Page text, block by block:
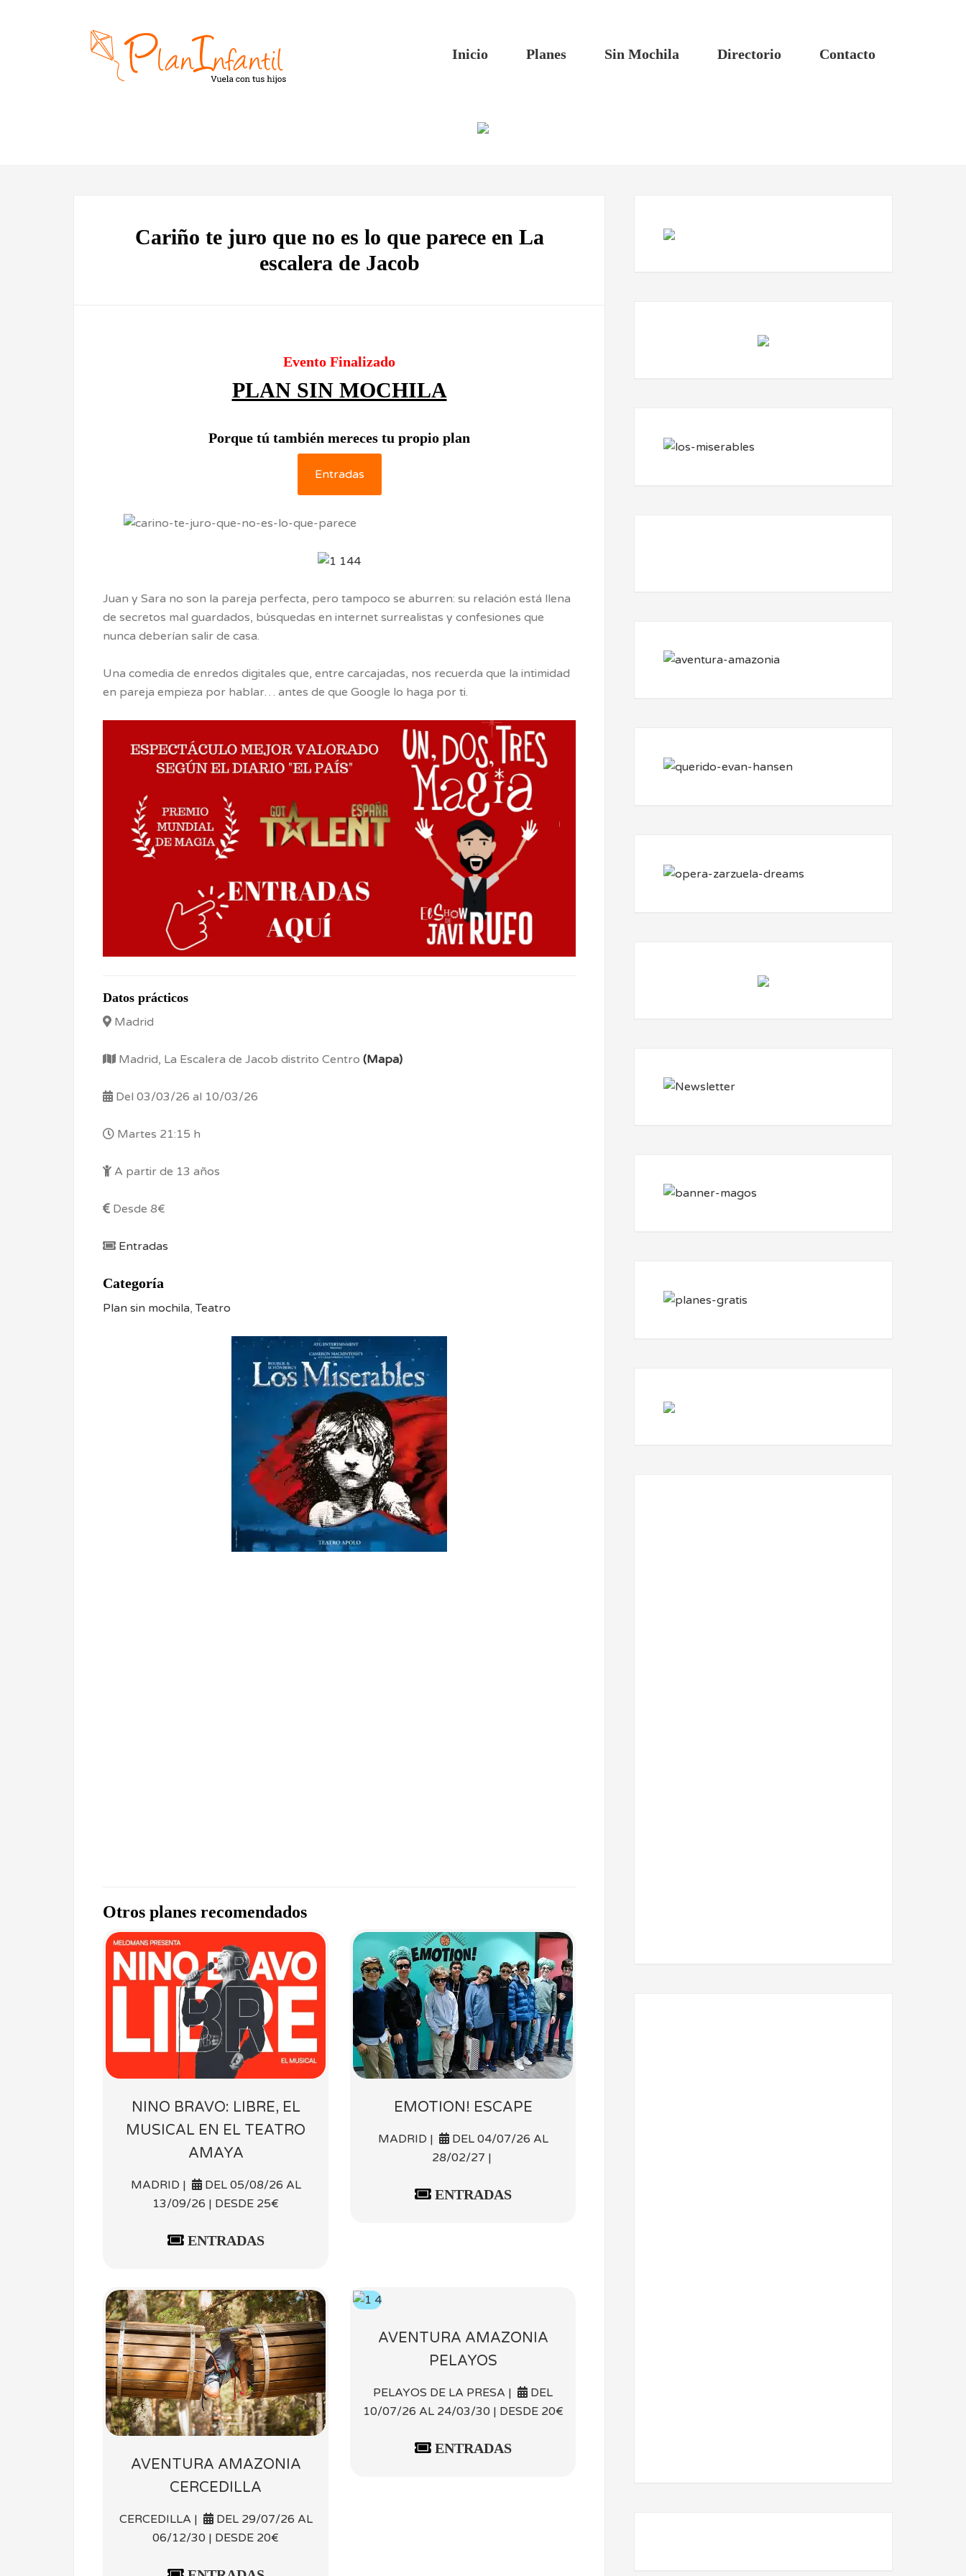
Inicio Planes Sin Mochila Directorio Contacto
Cariño te juro que no es lo que parece en La
escalera de Jacob
Evento Finalizado
PLAN SIN MOCHILA
Porque tú también mereces tu propio plan
Entradas
Juan y Sara no son la pareja perfecta, pero tampoco se aburren: su relación está llena
de secretos mal guardados, búsquedas en internet surrealistas y confesiones que
nunca deberían salir de casa.
​Una comedia de enredos digitales que, entre carcajadas, nos recuerda que la intimidad
en pareja empieza por hablar… antes de que Google lo haga por ti.
Datos prácticos
Madrid
Madrid, La Escalera de Jacob distrito Centro (Mapa)
Del 03/03/26 al 10/03/26
Martes 21:15 h
A partir de 13 años
Desde 8€
Entradas
Categoría
Plan sin mochila,Teatro
Otros planes recomendados
NINO BRAVO: LIBRE, EL
MUSICAL EN EL TEATRO
AMAYA
MADRID |
DEL 05/08/26 AL
13/09/26 | DESDE 25€
ENTRADAS
EMOTION! ESCAPE
MADRID |
DEL 04/07/26 AL
28/02/27 |
ENTRADAS
AVENTURA AMAZONIA
CERCEDILLA
CERCEDILLA |
DEL 29/07/26 AL
06/12/30 | DESDE 20€
AVENTURA AMAZONIA
PELAYOS
PELAYOS DE LA PRESA |
DEL
10/07/26 AL 24/03/30 | DESDE 20€
ENTRADAS